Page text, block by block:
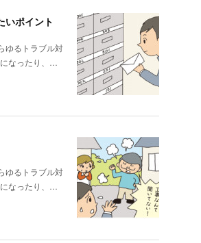
いポイント
ゆるトラブル対
なったり、…
ゆるトラブル対
なったり、…